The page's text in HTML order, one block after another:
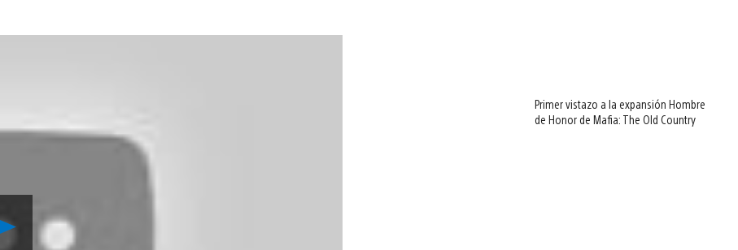
Reproducir
Video
Primer vistazo a la expansión Hombre
de Honor de Mafia: The Old Country